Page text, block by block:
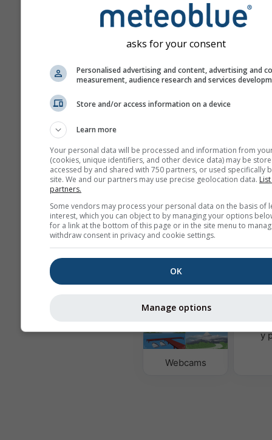
electrónico con terceros, cómo
nuestrapolítica de privacidad.
está de acuerdo con nuestros
Mapas
meteorológicos
Webcams
y
asks for your consent
Personalised advertising and content, advertising and
measurement, audience research and services
Store and/or access information on a device
Learn more
Your personal data will be processed and information from
(cookies, unique identifiers, and other device data) may be
accessed by and shared with 750 partners, or used specifically
site. We and our partners may use precise geolocation data.
partners.
Some vendors may process your personal data on the basis of
interest, which you can object to by managing your options
for a link at the bottom of this page or in the site menu to
withdraw consent in privacy and cookie settings.
OK
Manage options